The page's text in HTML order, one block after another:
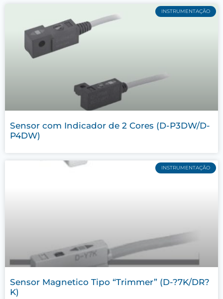
INSTRUMENTAÇÃO
Sensor com Indicador de 2 Cores (D-P3DW/D-
P4DW)
INSTRUMENTAÇÃO
Sensor Magnetico Tipo “Trimmer” (D-?7K/DR?
K)